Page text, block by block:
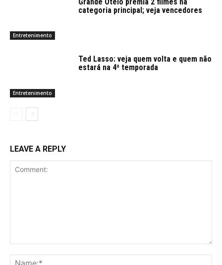
Entretenimento
categoria principal; veja vencedores
Entretenimento
Ted Lasso: veja quem volta e quem não
estará na 4ª temporada
LEAVE A REPLY